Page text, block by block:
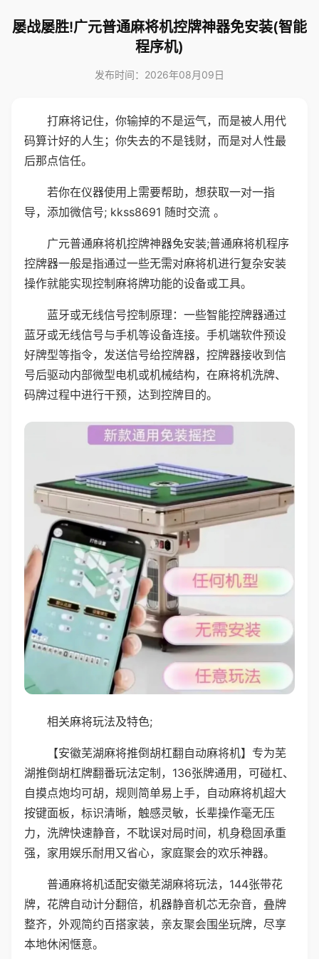
屡战屡胜!广元普通麻将机控牌神器免安装(智能
程序机)
发布时间：2026年08月09日
打麻将记住，你输掉的不是运气，而是被人用代
码算计好的人生；你失去的不是钱财，而是对人性最
后那点信任。
若你在仪器使用上需要帮助，想获取一对一指
导，添加微信号; kkss8691 随时交流 。
广元普通麻将机控牌神器免安装;普通麻将机程序
控牌器一般是指通过一些无需对麻将机进行复杂安装
操作就能实现控制麻将牌功能的设备或工具。
蓝牙或无线信号控制原理：一些智能控牌器通过
蓝牙或无线信号与手机等设备连接。手机端软件预设
好牌型等指令，发送信号给控牌器，控牌器接收到信
号后驱动内部微型电机或机械结构，在麻将机洗牌、
码牌过程中进行干预，达到控牌目的。
相关麻将玩法及特色;
【安徽芜湖麻将推倒胡杠翻自动麻将机】专为芜
湖推倒胡杠牌翻番玩法定制，136张牌通用，可碰杠、
自摸点炮均可胡，规则简单易上手，自动麻将机超大
按键面板，标识清晰，触感灵敏，长辈操作毫无压
力，洗牌快速静音，不耽误对局时间，机身稳固承重
强，家用娱乐耐用又省心，家庭聚会的欢乐神器。
普通麻将机适配安徽芜湖麻将玩法，144张带花
牌，花牌自动计分翻倍，机器静音机芯无杂音，叠牌
整齐，外观简约百搭家装，亲友聚会围坐玩牌，尽享
本地休闲惬意。